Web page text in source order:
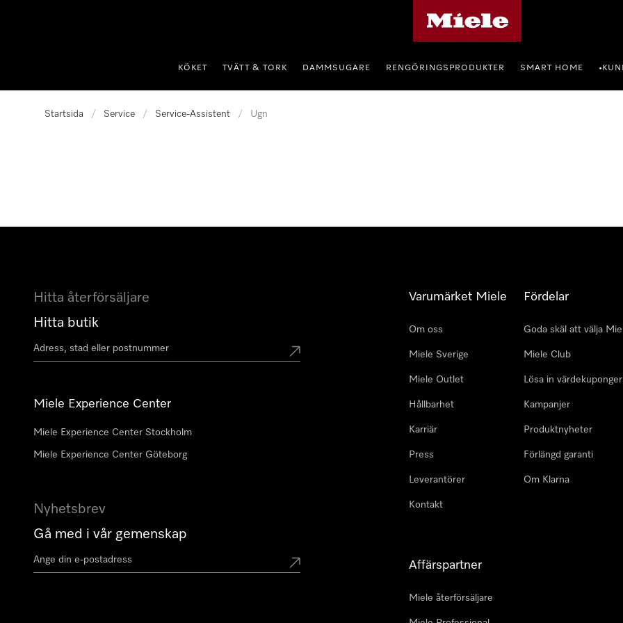
KÖKET TVÄTT & TORK DAMMSUGARE RENGÖRINGSPRODUKTER SMART HOME •
Startsida / Service / Service-Assistent / Ugn
Hitta återförsäljare
Hitta butik
Miele Experience Center
Miele Experience Center Stockholm
Miele Experience Center Göteborg
Nyhetsbrev
Gå med i vår gemenskap
Varumärket Miele
Om oss
Miele Sverige
Miele Outlet
Hållbarhet
Karriär
Press
Leverantörer
Kontakt
Fördelar
Goda skäl att välja
Miele Club
Lösa in värdekuponger
Kampanjer
Produktnyheter
Förlängd garanti
Om Klarna
Affärspartner
Miele återförsäljare